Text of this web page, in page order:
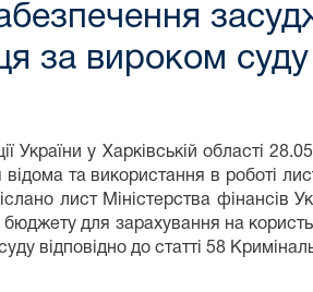
за вироком суду
України у Харківській області
та використання в роботі
лист Міністерства фінансів
бюджету для зарахування на
відповідно до статті 58